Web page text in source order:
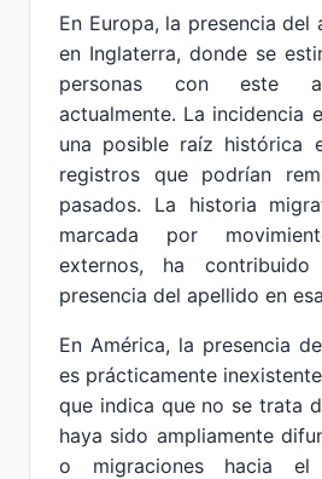
En Europa, la presencia del
en Inglaterra, donde se
personas con este
actualmente. La incidencia
una posible raíz histórica
registros que podrían
pasados. La historia
marcada por
externos, ha
presencia del apellido en
En América, la presencia
es prácticamente
que indica que no se trata
haya sido ampliamente
o migraciones hacia el